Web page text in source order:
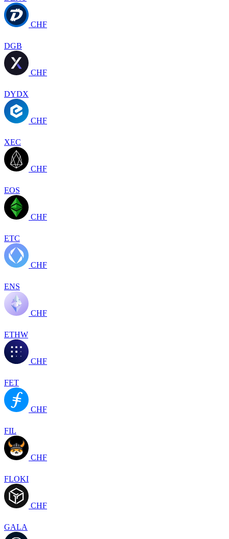
CHF
DGB
CHF
DYDX
CHF
XEC
CHF
EOS
CHF
ETC
CHF
ENS
CHF
ETHW
CHF
FET
CHF
FIL
CHF
FLOKI
CHF
GALA